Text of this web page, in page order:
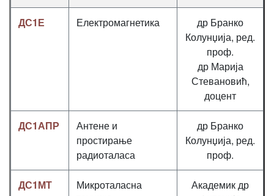
ДС1Е Електромагнетика
др Бранко
Колунџија, ред.
проф.
др Марија
Стевановић,
доцент
ДС1АПР
Антене и
простирање
радиоталаса
др Бранко
Колунџија, ред.
проф.
ДС1МТ
Микроталасна
Академик др